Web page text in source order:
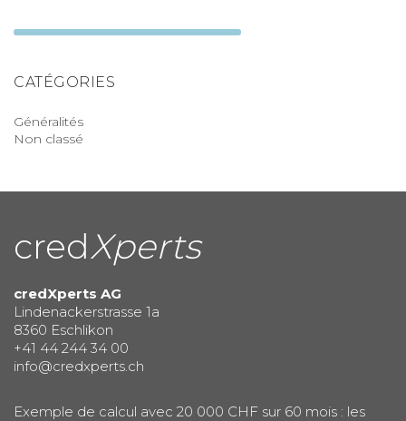
CATÉGORIES
Généralités
Non classé
credXperts
credXperts AG
Lindenackerstrasse 1a
8360 Eschlikon
+41 44 244 34 00
info@credxperts.ch
Exemple de calcul avec 20 000 CHF sur 60 mois : les